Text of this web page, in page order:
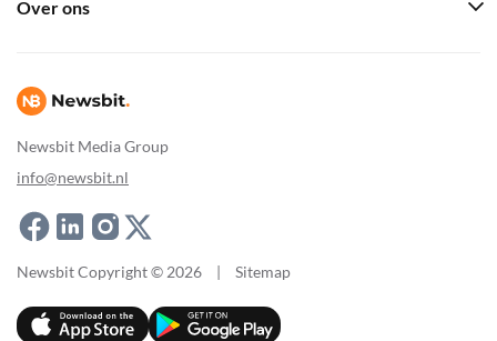
Newsbit Media Group
info@newsbit.nl
Over ons
Newsbit Copyright © 2026 | Sitemap